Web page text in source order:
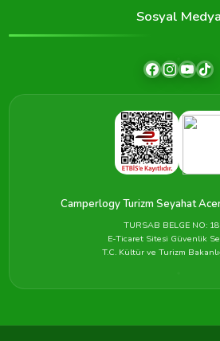
Sosyal Medya
Camperlogy Turizm Seyahat
TURSAB BELGE NO:
E-Ticaret Sitesi Güvenlik
T.C. Kültür ve Turizm